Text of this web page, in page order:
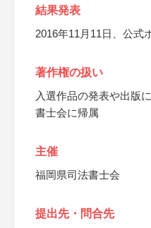
結果発表
2016年11月11日、公式
著作権の扱い
入選作品の発表や出版
書士会に帰属
主催
福岡県司法書士会
提出先・問合先